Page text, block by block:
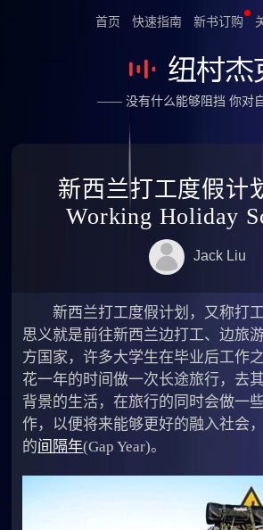
首页 快速指南 新书订购
—— 没有什么能够阻挡 你对
新西兰打工度假计
Working Holiday
Jack Liu
新西兰打工度假计划，又称打工
思义就是前往新西兰边打工、边旅
方国家，许多大学生在毕业后工作
花一年的时间做一次长途旅行，去
背景的生活，在旅行的同时会做一
作，以便将来能够更好的融入社会
的间隔年(Gap Year)。